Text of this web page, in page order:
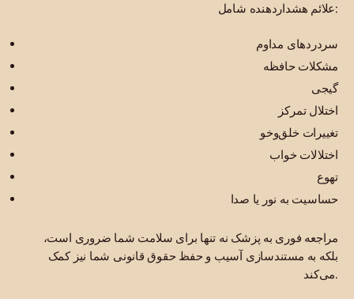
علائم هشداردهنده شامل:
سردردهای مداوم
مشکلات حافظه
گیجی
اختلال تمرکز
تغییرات خلق‌وخو
اختلالات خواب
تهوع
حساسیت به نور یا صدا
مراجعه فوری به پزشک نه تنها برای سلامت شما ضروری است،
بلکه به مستندسازی آسیب و حفظ حقوق قانونی شما نیز کمک
می‌کند.